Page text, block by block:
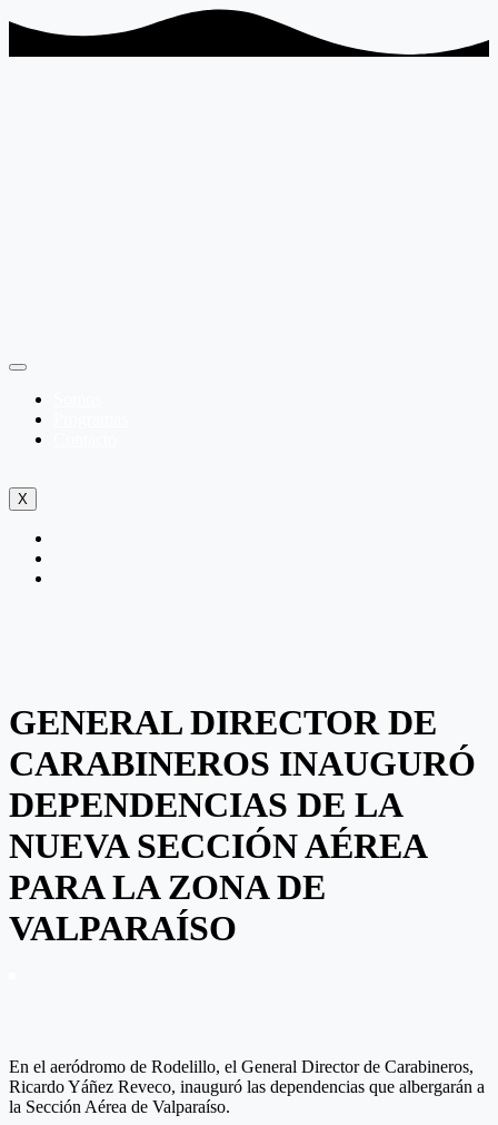
X
GENERAL DIRECTOR DE
CARABINEROS INAUGURÓ
DEPENDENCIAS DE LA
NUEVA SECCIÓN AÉREA
PARA LA ZONA DE
VALPARAÍSO
En el aeródromo de Rodelillo, el General Director de Carabineros,
Ricardo Yáñez Reveco, inauguró las dependencias que albergarán a
la Sección Aérea de Valparaíso.